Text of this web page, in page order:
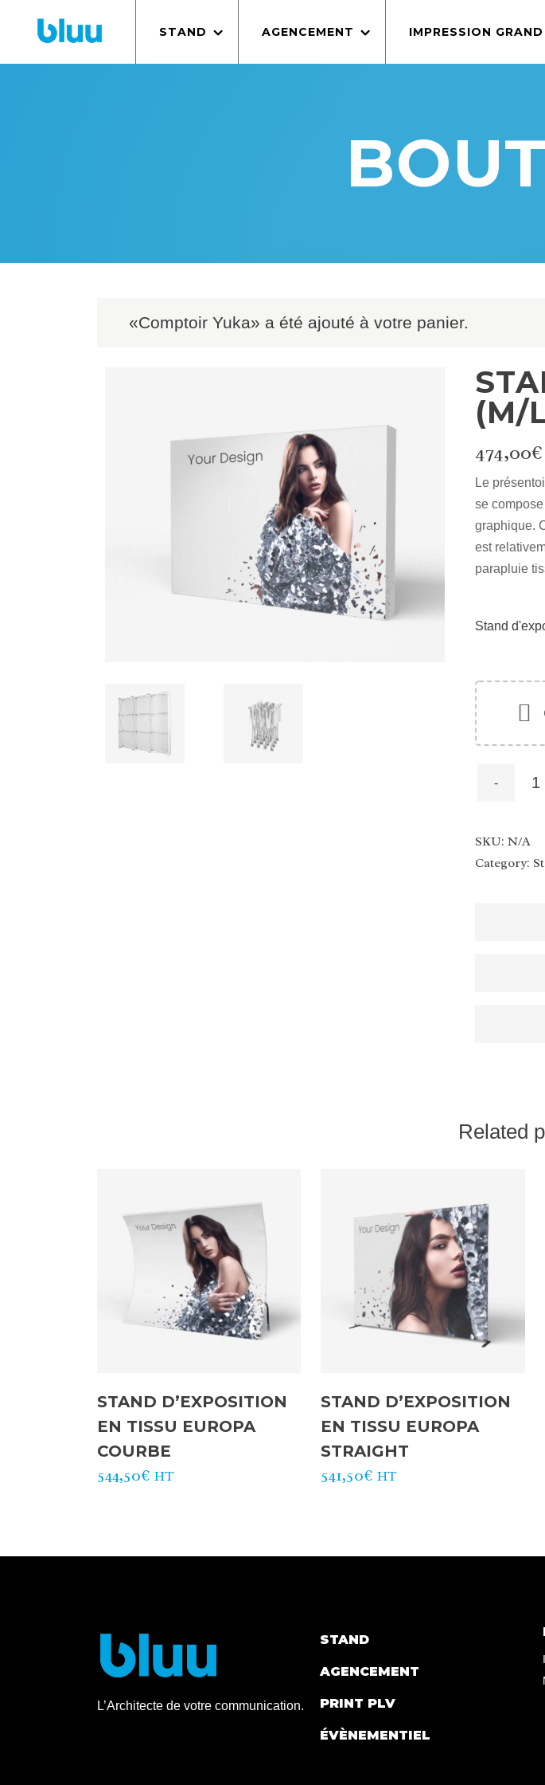
STAND AGENCEMENT IMPRESSION
«Comptoir Yuka» a été ajouté à votre panier.
(M/
474,00€
Le
se compose
graphique.
est
parapluie
Stand
SKU: N/A
Category:
Related
STAND D’EXPOSITION
EN TISSU EUROPA
COURBE
544,50€ HT
STAND D’EXPOSITION
EN TISSU EUROPA
STRAIGHT
541,50€ HT
L’Architecte de votre communication.
STAND
AGENCEMENT
PRINT PLV
ÉVÈNEMENTIEL